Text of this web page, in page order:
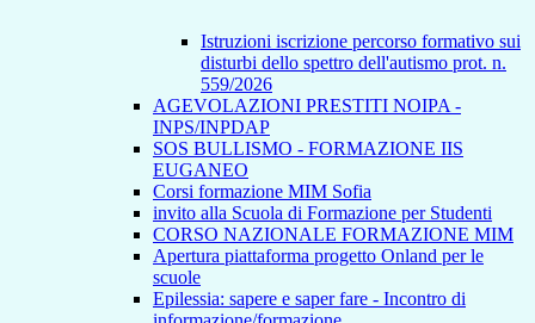
Istruzioni iscrizione percorso formativo sui
disturbi dello spettro dell'autismo prot. n.
559/2026
AGEVOLAZIONI PRESTITI NOIPA -
INPS/INPDAP
SOS BULLISMO - FORMAZIONE IIS
EUGANEO
Corsi formazione MIM Sofia
invito alla Scuola di Formazione per Studenti
CORSO NAZIONALE FORMAZIONE MIM
Apertura piattaforma progetto Onland per le
scuole
Epilessia: sapere e saper fare - Incontro di